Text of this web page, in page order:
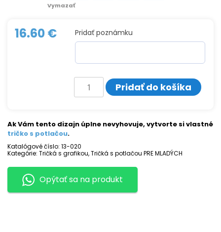
Vymazať
16.60€ Pridať poznámku
množstvo
Tričko
s
Pridať do košíka
Ak Vám tento dizajn úplne nevyhovuje, vytvorte si vlastné
tričko s potlačou.
Katalógové číslo: 13-020
Kategórie: Tričká s grafikou,Tričká s potlačou PRE MLADÝCH
Opýtať sa na produkt